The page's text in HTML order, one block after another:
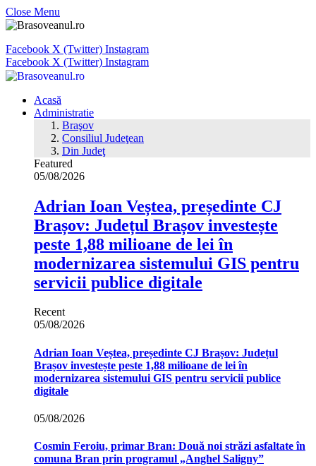
Close Menu
Facebook X (Twitter) Instagram
Facebook X (Twitter) Instagram
Acasă
Administratie
Braşov
Consiliul Judeţean
Din Judeţ
Featured
05/08/2026
Adrian Ioan Veștea, președinte CJ
Brașov: Județul Brașov investește
peste 1,88 milioane de lei în
modernizarea sistemului GIS pentru
servicii publice digitale
Recent
05/08/2026
Adrian Ioan Veștea, președinte CJ Brașov: Județul
Brașov investește peste 1,88 milioane de lei în
modernizarea sistemului GIS pentru servicii publice
digitale
05/08/2026
Cosmin Feroiu, primar Bran: Două noi străzi asfaltate în
comuna Bran prin programul „Anghel Saligny”